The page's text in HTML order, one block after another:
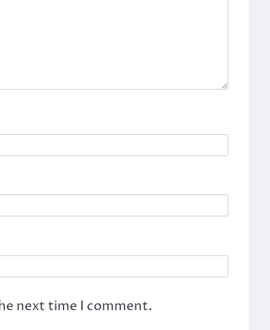
next time I comment.